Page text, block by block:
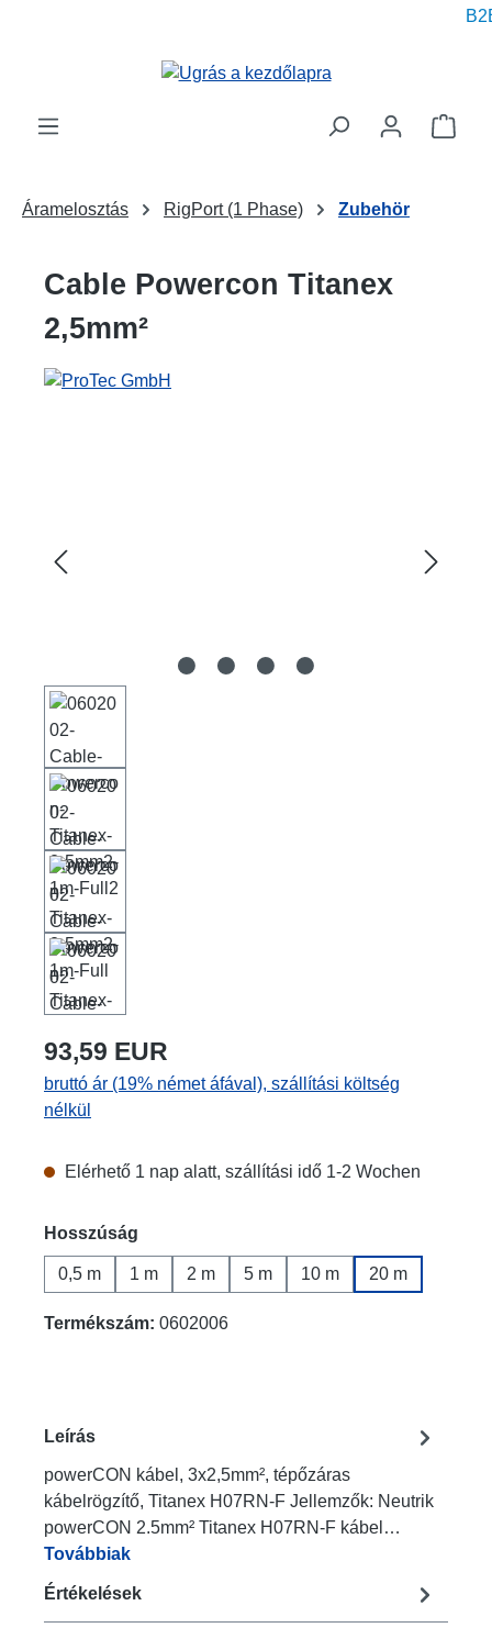
A
Áramelosztás RigPort (1 Phase) Zubehör
Cable Powercon Titanex
2,5mm²
93,59 EUR
bruttó ár (19% német áfával), szállítási költség
nélkül
Elérhető 1 nap alatt, szállítási idő 1-2 Wochen
Válasszon
Hosszúság
0,5 m 1 m 2 m 5 m 10 m 20 m
Termékszám: 0602006
Leírás
powerCON kábel, 3x2,5mm², tépőzáras
kábelrögzítő, Titanex H07RN-F Jellemzők: Neutrik
powerCON 2.5mm² Titanex H07RN-F kábel…
Továbbiak
Értékelések